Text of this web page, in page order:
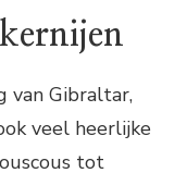
van Gibraltar,
veel heerlijke
tot